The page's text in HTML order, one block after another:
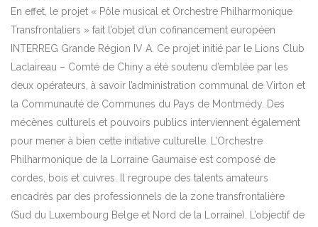
En effet, le projet « Pôle musical et Orchestre Philharmonique
Transfrontaliers » fait l’objet d’un cofinancement européen
INTERREG Grande Région IV A. Ce projet initié par le Lions Club
Laclaireau – Comté de Chiny a été soutenu d’emblée par les
deux opérateurs, à savoir l’administration communal de Virton et
la Communauté de Communes du Pays de Montmédy. Des
mécènes culturels et pouvoirs publics interviennent également
pour mener à bien cette initiative culturelle. L’Orchestre
Philharmonique de la Lorraine Gaumaise est composé de
cordes, bois et cuivres. Il regroupe des talents amateurs
encadrés par des professionnels de la zone transfrontalière
(Sud du Luxembourg Belge et Nord de la Lorraine). L’objectif de